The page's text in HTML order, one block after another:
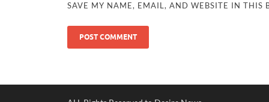
SAVE MY NAME, EMAIL, AND WEBSITE IN THIS